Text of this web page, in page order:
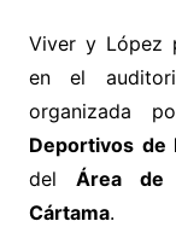
Viver y López
en el
organizada
Deportivos de
del Área de
Cártama.